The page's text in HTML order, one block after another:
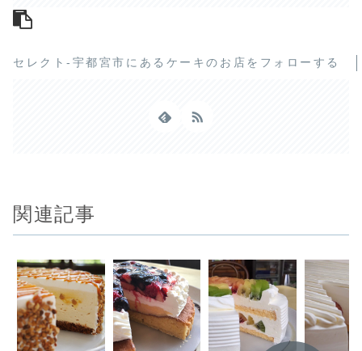
セレクト-宇都宮市にあるケーキのお店をフォローする
関連記事